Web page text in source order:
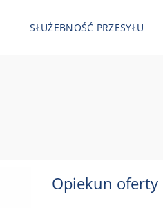
SŁUŻEBNOŚĆ PRZESYŁU
Opiekun oferty